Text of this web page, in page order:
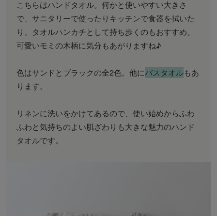
こちらはハンドタオル。何かと使いやすい大きさ
で、サニタリーで使ったりキッチンで食器を拭いた
り、タオルハンカチとして持ち歩くのもおすすめ。
可愛いモミの木柄に気分もあがりますね♪
色はサンドとブラックの全2色。他にバスタオルもあ
ります。
リネンに洗いをかけてあるので、使い始めからふわ
ふわと気持ちのよい肌ざわりも大きな魅力のハンド
タオルです。